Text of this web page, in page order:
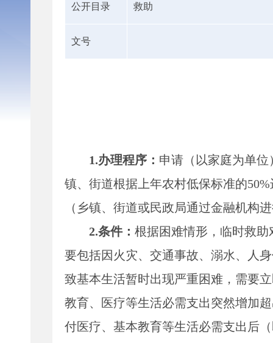
公开目录 救助
文号
1.办理程序： 申请（以家庭为单位
镇、街道根据上年农村低保标准的
（乡镇、街道或民政局通过金融机构
2.条件： 根据困难情形，临时救
要包括因火灾、交通事故、溺水、人
致基本生活暂时出现严重困难，需要
教育、医疗等生活必需支出突然增加
付医疗、 基本教育等生活必需支出后